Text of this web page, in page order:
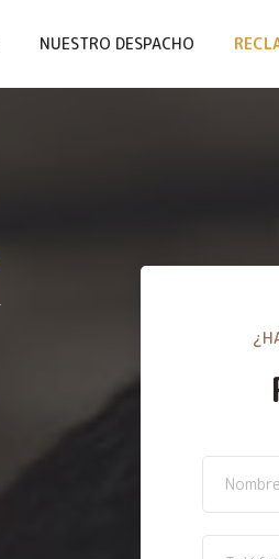
NUESTRO DESPACHO